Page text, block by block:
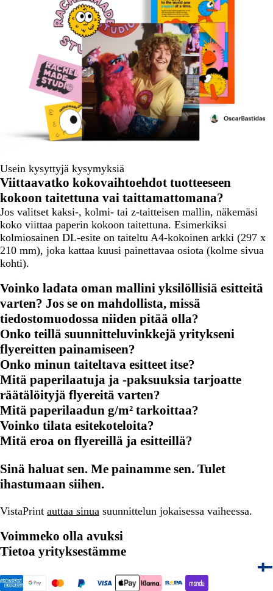
Usein kysyttyjä kysymyksiä
Viittaavatko kokovaihtoehdot tuotteeseen
kokoon taitettuna vai taittamattomana?
Jos valitset kaksi-, kolmi- tai z-taitteisen mallin, näkemäsi
koko viittaa paperin kokoon taitettuna. Esimerkiksi
kolmiosainen DL-esite on taiteltu A4-kokoinen arkki (297 x
210 mm), joka kattaa kuusi painettavaa osiota (kolme sivua
kohti).
Voinko ladata oman mallini yksilöllisiä esitteitä
varten? Jos se on mahdollista, missä
tiedostomuodossa niiden pitää olla?
Onko teillä suunnitteluvinkkejä yritykseni
flyereitten painamiseen?
Onko minun taiteltava esitteet itse?
Mitä paperilaatuja ja -paksuuksia tarjoatte
räätälöityjä flyereitä varten?
Mitä paperilaadun g/m² tarkoittaa?
Voinko tilata esitekoteloita?
Mitä eroa on flyereillä ja esitteillä?
Sinä haluat sen. Me painamme sen. Tulet
ihastumaan siihen.
VistaPrint auttaa sinua suunnittelun jokaisessa vaiheessa.
Voimmeko olla avuksi
Tietoa yrityksestämme